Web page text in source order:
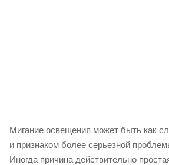
Мигание освещения может быть как
и признаком более серьезной
Иногда причина действительно